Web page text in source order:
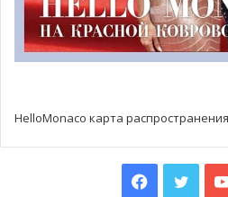
HelloMonaco карта распространения
Facebook